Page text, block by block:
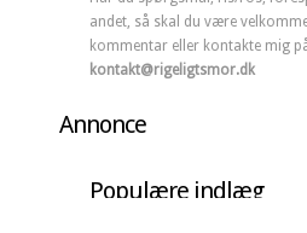
andet, så skal du være
kommentar eller kontakte mig
kontakt@rigeligtsmor.dk
Annonce
Populære indlæg